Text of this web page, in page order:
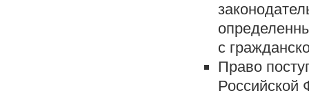
с
Право
Российской